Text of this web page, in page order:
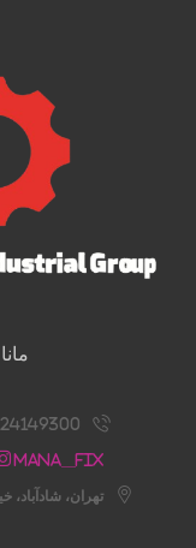
Mana__fix